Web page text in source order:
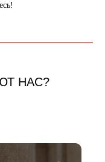
НАС?